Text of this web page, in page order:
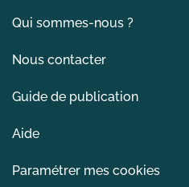
Qui sommes-nous ?
Nous contacter
Guide de publication
Aide
Paramétrer mes cookies